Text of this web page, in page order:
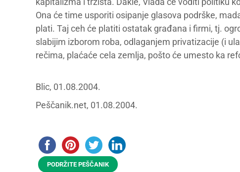
Ona će time usporiti osipanje glasova podrške,
plati. Taj ceh će platiti ostatak građana i firmi, tj.
slabijim izborom roba, odlaganjem privatizacije (i
rečima, plaćaće cela zemlja, pošto će umesto ka
Blic, 01.08.2004.
Peščanik.net, 01.08.2004.
PODRŽITE PEŠČANIK